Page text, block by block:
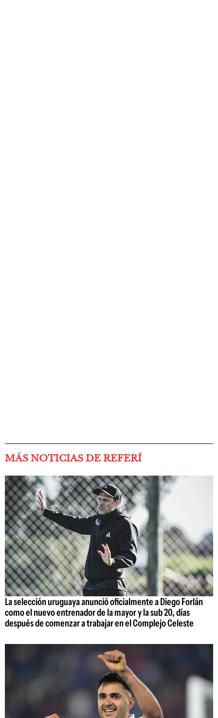
MÁS NOTICIAS DE REFERÍ
La selección uruguaya anunció oficialmente a Diego Forlán
como el nuevo entrenador de la mayor y la sub 20, días
después de comenzar a trabajar en el Complejo Celeste